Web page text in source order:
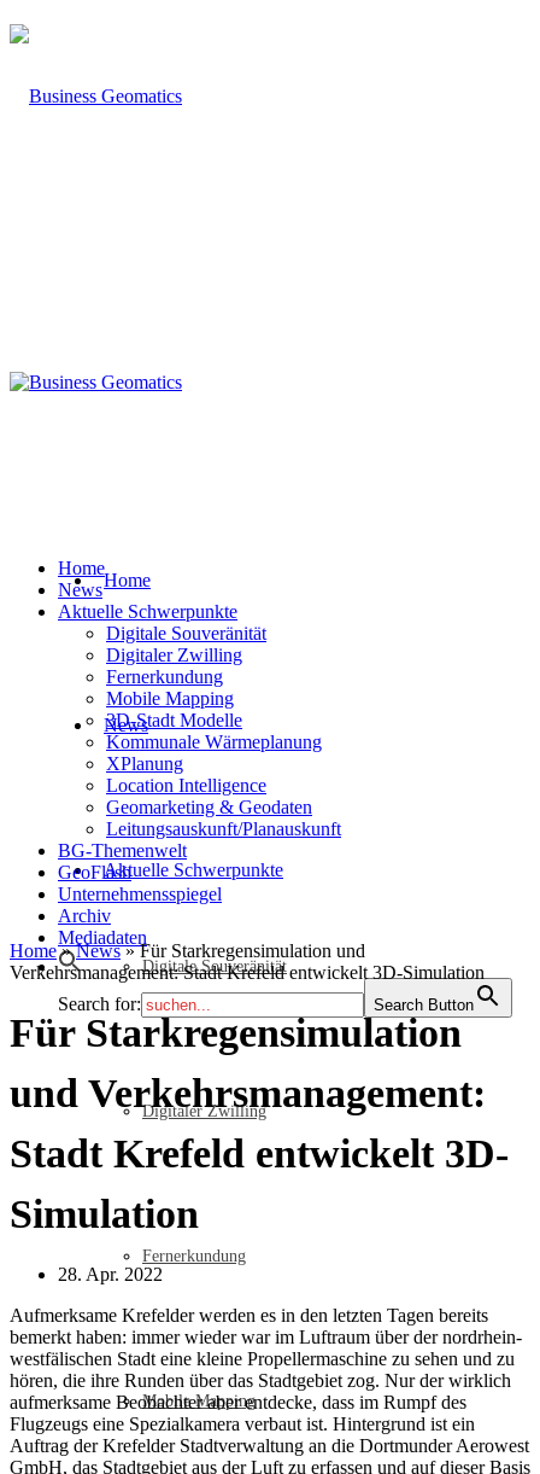
Home
News
Aktuelle Schwerpunkte
Digitale Souveränität
Digitaler Zwilling
Fernerkundung
Mobile Mapping
Home
News
Aktuelle Schwerpunkte
Digitale Souveränität
Digitaler Zwilling
Fernerkundung
Mobile Mapping
3D-Stadt Modelle
Kommunale Wärmeplanung
XPlanung
Location Intelligence
Geomarketing & Geodaten
Leitungsauskunft/Planauskunft
BG-Themenwelt
GeoFlash
Unternehmensspiegel
Archiv
Mediadaten
Search for: Search Button
Home»News»Für Starkregensimulation und
Verkehrsmanagement: Stadt Krefeld entwickelt 3D-Simulation
Für Starkregensimulation
und Verkehrsmanagement:
Stadt Krefeld entwickelt 3D-
Simulation
28. Apr. 2022
Aufmerksame Krefelder werden es in den letzten Tagen bereits
bemerkt haben: immer wieder war im Luftraum über der nordrhein-
westfälischen Stadt eine kleine Propellermaschine zu sehen und zu
hören, die ihre Runden über das Stadtgebiet zog. Nur der wirklich
aufmerksame Beobachter aber entdecke, dass im Rumpf des
Flugzeugs eine Spezialkamera verbaut ist. Hintergrund ist ein
Auftrag der Krefelder Stadtverwaltung an die Dortmunder Aerowest
GmbH, das Stadtgebiet aus der Luft zu erfassen und auf dieser Basis